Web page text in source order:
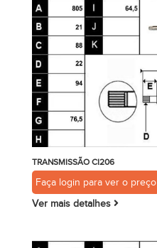
TRANSMISSÃO CI206
Faça login para ver o preço
Ver mais detalhes